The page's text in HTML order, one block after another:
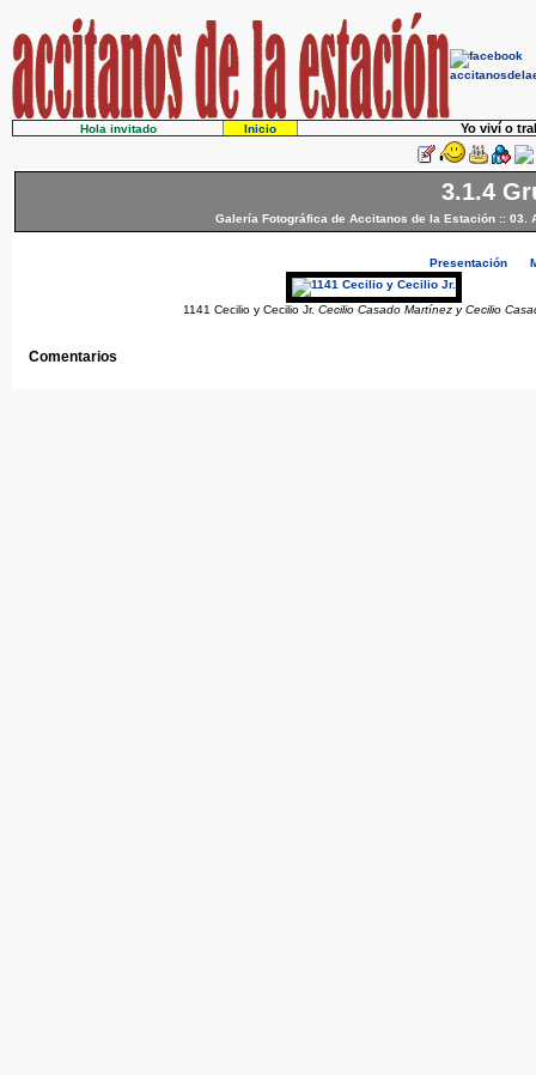
Hola invitado Inicio Yo viví o
3.1.4
Galería Fotográfica de Accitanos de la Estación:: 03.
Presentación
1141 Cecilio y Cecilio Jr. Cecilio Casado Martínez y Cecilio
Comentarios